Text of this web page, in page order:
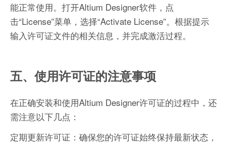
能正常使用。打开Altium Designer软件，点
击“License”菜单，选择“Activate License”。根据提示
输入许可证文件的相关信息，并完成激活过程。
五、使用许可证的注意事项
在正确安装和使用Altium Designer许可证的过程中，还
需注意以下几点：
定期更新许可证：确保您的许可证始终保持最新状态，